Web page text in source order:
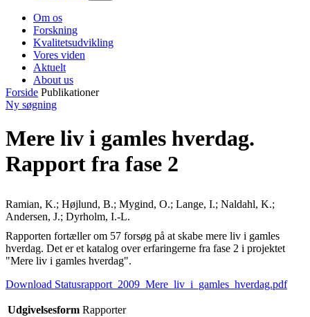
Om os
Forskning
Kvalitetsudvikling
Vores viden
Aktuelt
About us
Forside Publikationer
Ny søgning
Mere liv i gamles hverdag.
Rapport fra fase 2
Ramian, K.; Højlund, B.; Mygind, O.; Lange, I.; Naldahl, K.;
Andersen, J.; Dyrholm, I.-L.
Rapporten fortæller om 57 forsøg på at skabe mere liv i gamles
hverdag. Det er et katalog over erfaringerne fra fase 2 i projektet
"Mere liv i gamles hverdag".
Download Statusrapport_2009_Mere_liv_i_gamles_hverdag.pdf
Udgivelsesform Rapporter